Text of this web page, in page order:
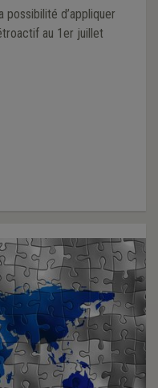
possibilité d’appliquer
au 1er juillet